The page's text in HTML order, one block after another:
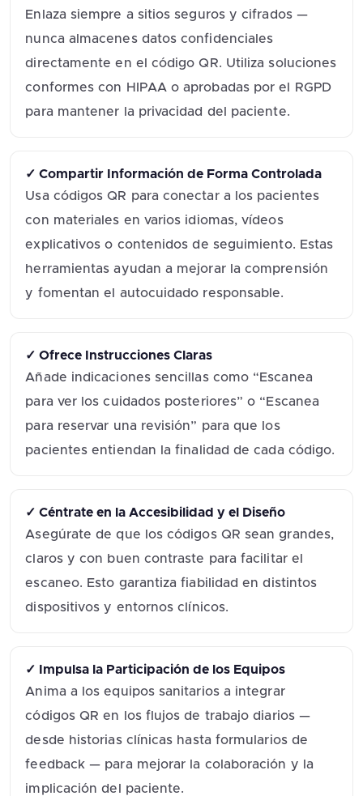
Enlaza siempre a sitios seguros y cifrados —
nunca almacenes datos confidenciales
directamente en el código QR. Utiliza soluciones
conformes con HIPAA o aprobadas por el RGPD
para mantener la privacidad del paciente.
✓ Compartir Información de Forma Controlada
Usa códigos QR para conectar a los pacientes
con materiales en varios idiomas, vídeos
explicativos o contenidos de seguimiento. Estas
herramientas ayudan a mejorar la comprensión
y fomentan el autocuidado responsable.
✓ Ofrece Instrucciones Claras
Añade indicaciones sencillas como “Escanea
para ver los cuidados posteriores” o “Escanea
para reservar una revisión” para que los
pacientes entiendan la finalidad de cada código.
✓ Céntrate en la Accesibilidad y el Diseño
Asegúrate de que los códigos QR sean grandes,
claros y con buen contraste para facilitar el
escaneo. Esto garantiza fiabilidad en distintos
dispositivos y entornos clínicos.
✓ Impulsa la Participación de los Equipos
Anima a los equipos sanitarios a integrar
códigos QR en los flujos de trabajo diarios —
desde historias clínicas hasta formularios de
feedback — para mejorar la colaboración y la
implicación del paciente.